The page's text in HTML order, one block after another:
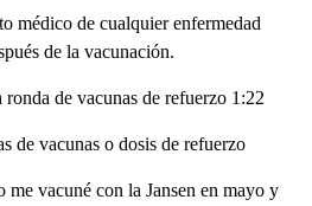
médico de cualquier enfermedad
de la vacunación.
de vacunas de refuerzo 1:22
de vacunas o dosis de refuerzo
me vacuné con la Jansen en mayo y